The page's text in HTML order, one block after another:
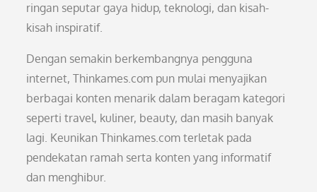
ringan seputar gaya hidup, teknologi, dan kisah-
kisah inspiratif.
Dengan semakin berkembangnya pengguna
internet, Thinkames.com pun mulai menyajikan
berbagai konten menarik dalam beragam kategori
seperti travel, kuliner, beauty, dan masih banyak
lagi. Keunikan Thinkames.com terletak pada
pendekatan ramah serta konten yang informatif
dan menghibur.